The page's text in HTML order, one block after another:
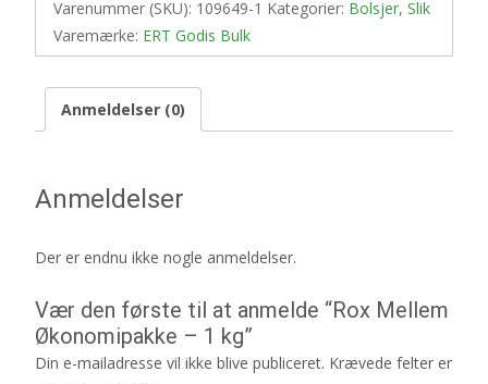
Varenummer (SKU): 109649-1 Kategorier: Bolsjer, Slik
Varemærke: ERT Godis Bulk
Anmeldelser (0)
Anmeldelser
Der er endnu ikke nogle anmeldelser.
Vær den første til at anmelde “Rox Mellem
Økonomipakke – 1 kg”
Din e-mailadresse vil ikke blive publiceret. Krævede felter er